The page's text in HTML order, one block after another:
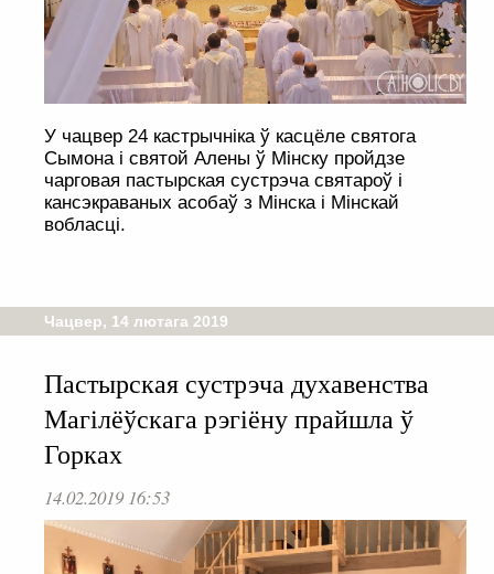
У чацвер 24 кастрычніка ў касцёле святога
Сымона і святой Алены ў Мінску пройдзе
чарговая пастырская сустрэча святароў і
кансэкраваных асобаў з Мінска і Мінскай
вобласці.
Чацвер, 14 лютага 2019
Пастырская сустрэча духавенства
Магілёўскага рэгіёну прайшла ў
Горках
14.02.2019 16:53